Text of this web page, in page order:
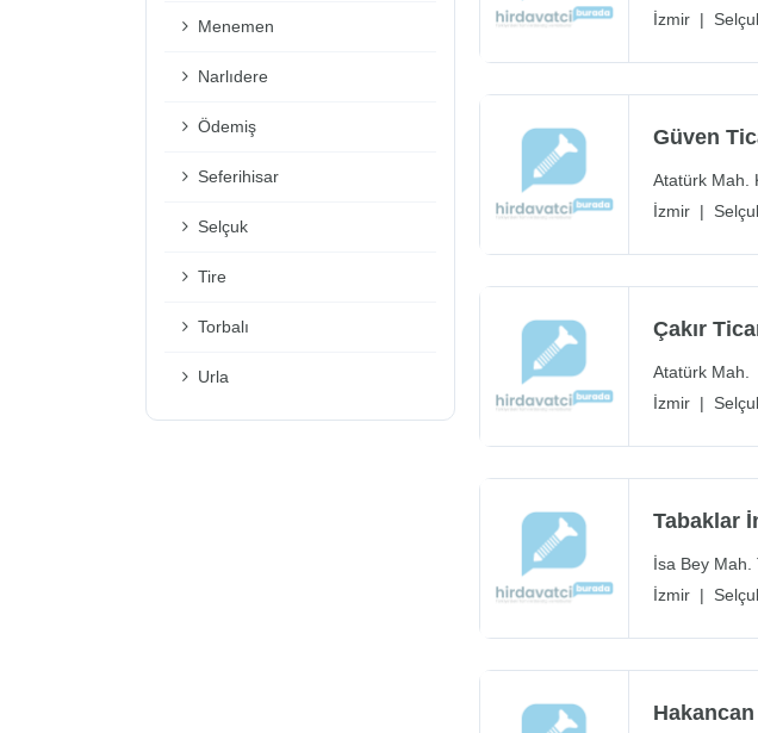
Menemen
Narlıdere
Ödemiş
Seferihisar
Selçuk
Tire
Torbalı
Urla
İzmir |
Güven
Atatürk Mah.
İzmir |
Çakır
Atatürk Mah.
İzmir |
Tabaklar
İsa Bey Mah.
İzmir |